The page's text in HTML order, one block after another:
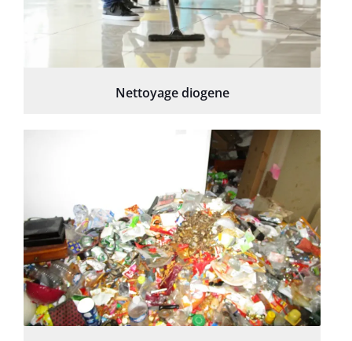
Nettoyage diogene